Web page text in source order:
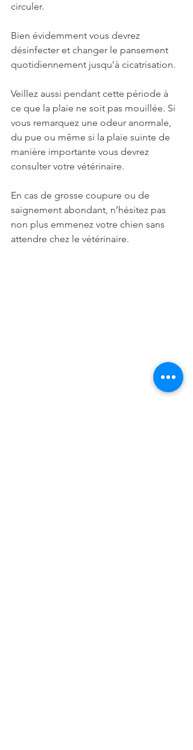
circuler.
Bien évidemment vous devrez
désinfecter et changer le pansement
quotidiennement jusqu’à cicatrisation.
Veillez aussi pendant cette période à
ce que la plaie ne soit pas mouillée. Si
vous remarquez une odeur anormale,
du pue ou même si la plaie suinte de
manière importante vous devrez
consulter votre vétérinaire.
En cas de grosse coupure ou de
saignement abondant, n’hésitez pas
non plus emmenez votre chien sans
attendre chez le vétérinaire.